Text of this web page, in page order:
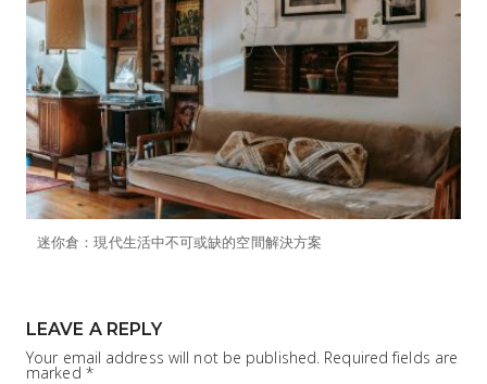
迷你倉：現代生活中不可或缺的空間解決方案
LEAVE A REPLY
Your email address will not be published. Required fields are
marked *